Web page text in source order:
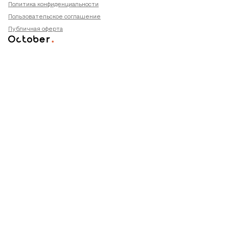
Политика конфиденциальности
Пользовательское соглашение
Публичная оферта